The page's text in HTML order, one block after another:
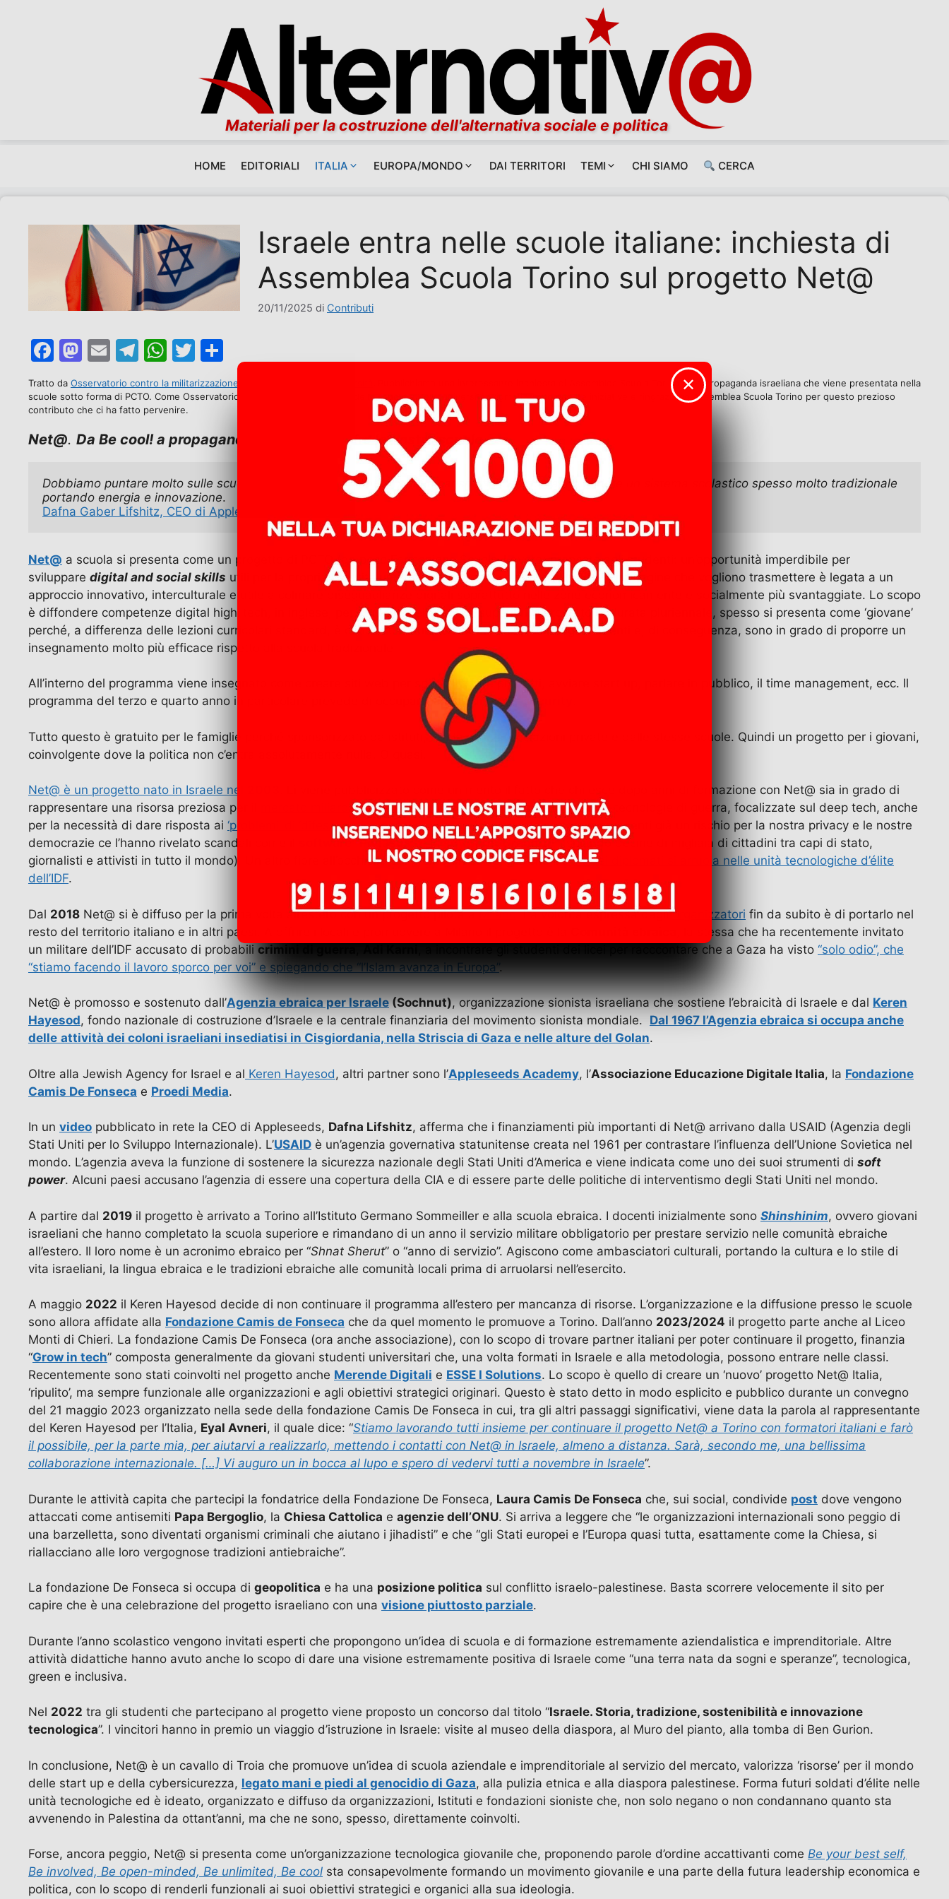
Materiali per la costruzione dell'alternativa sociale e politica
HOME EDITORIALI ITALIA EUROPA/MONDO DAI TERRITORI TEMI CHI SIAMO CERCA
Israele entra nelle scuole italiane: inchiesta di
Assemblea Scuola Torino sul progetto Net@
20/11/2025 di Contributi
F
a
c
e
b
o
k
M
st
o
d
n
E
m
ai
l
T
el
e
gr
a
W
at
s
A
p
T
w
itt n
vi
Tratto da Osservatorio contro la militarizzazione delle scuole e delle università
Pubblichiamo una interessante inchiesta di Assemblea Scuola Torino sulla propaganda israeliana che viene presentata nella
scuole sotto forma di PCTO. Come Osservatorio contro la militarizzazione delle scuole e delle università stigmatizziamo queste iniziative e ringraziamo Assemblea Scuola Torino per questo prezioso
contributo che ci ha fatto pervenire.
Net@. Da Be cool! a propaganda israeliana dentro le nostre scuole
Dobbiamo puntare molto sulle scuole e abbiamo insegnanti giovani e carismatici che dovranno sfidare un sistema scolastico spesso molto tradizionale
portando energia e innovazione.
Dafna Gaber Lifshitz, CEO di Appleseeds
Net@ a scuola si presenta come un progetto di PCTO (da poco Formazione Scuola-Lavoro) proposto agli studenti: un’opportunità imperdibile per
sviluppare digital and social skills utili per la propria crescita umana, professionale e imprenditoriale. L’immagine che vogliono trasmettere è legata a un
approccio innovativo, interculturale e utile a colmare diseguaglianze digitali soprattutto nelle zone economicamente e socialmente più svantaggiate. Lo scopo
è diffondere competenze digital high-tech, in inglese, per studenti delle scuole superiori. Il progetto di durata pluriennale, spesso si presenta come ‘giovane’
perché, a differenza delle lezioni curricolari standard, è condotto da universitari che capiscono gli studenti e, di conseguenza, sono in grado di proporre un
insegnamento molto più efficace rispetto alla scuola tradizionale.
All’interno del programma viene insegnato come creare siti web per sponsorizzare prodotti, avviare start up, parlare in pubblico, il time management, ecc. Il
programma del terzo e quarto anno in particolare prevede di occuparsi anche dicyber security
Tutto questo è gratuito per le famiglie perché sponsorizzato da istituti, fondazioni, associazioni private e dalle stesse scuole. Quindi un progetto per i giovani,
coinvolgente dove la politica non c’entra assolutamente nulla. O quasi.
Net@ è un progetto nato in Israele nel
. Lì viene pubblicizzato come un merito il fatto che chi esce dopo anni di formazione con Net@ sia in grado di
rappresentare una risorsa preziosa per il
mercato miliardario delle start up della cybersicurezzae delle tecnologie di guerra, focalizzate sul deep tech, anche
per la necessità di dare risposta ai ‘problemi’ di ‘difesa’ e ‘sicurezza’ del paese (che questo settore rappresenti già un rischio per la nostra privacy e le nostre
democrazie ce l’hanno rivelato scandali come il
software “Pegasus” e lospyware “Graphite”, spiando decine di migliaia di cittadini tra capi di stato,
giornalisti e attivisti in tutto il mondo). Un altro fiore all’occhiello dei promotori di Net@ è che il56% dei diplomati si arruola nelle unità tecnologiche d’élite
dell’IDF.
Dal 2018 Net@ si è diffuso per la prima volta all’estero con un progetto pilota aMilano. La volontà espressa dagliorganizzatori fin da subito è di portarlo nel
resto del territorio italiano e in altri paesi. A offrire i locali e promuovere a Milano il progetto è la
, la stessa che ha recentemente invitato
un militare dell’IDF accusato di probabili crimini di guerra , a incontrare gli studenti dei licei per racccontare che a Gaza ha visto “solo odio”, che
“stiamo facendo il lavoro sporco per voi” e spiegando che “l’Islam avanza in Europa”.
Net@ è promosso e sostenuto dall’Agenzia ebraica per Israele(Sochnut), organizzazione sionista israeliana che sostiene l’ebraicità di Israele e dal Keren
Hayesod, fondo nazionale di costruzione d’Israele e la centrale finanziaria del movimento sionista mondiale. Dal 1967 l’Agenzia ebraica si occupa anche
delle attività dei coloni israeliani insediatisi in Cisgiordania, nella Striscia di Gaza e nelle alture del Golan.
Oltre alla Jewish Agency for Israel e al Keren Hayesod , altri partner sono l’Appleseeds Academy, l’Associazione Educazione Digitale Italia, la Fondazione
Camis De Fonseca e Proedi Media.
In un video pubblicato in rete la CEO di Appleseeds, Dafna Lifshitz, afferma che i finanziamenti più importanti di Net@ arrivano dalla USAID (Agenzia degli
Stati Uniti per lo Sviluppo Internazionale). L’USAID è un’agenzia governativa statunitense creata nel 1961 per contrastare l’influenza dell’Unione Sovietica nel
mondo. L’agenzia aveva la funzione di sostenere la sicurezza nazionale degli Stati Uniti d’America e viene indicata come uno dei suoi strumenti di soft
power. Alcuni paesi accusano l’agenzia di essere una copertura della CIA e di essere parte delle politiche di interventismo degli Stati Uniti nel mondo.
A partire dal 2019 il progetto è arrivato a Torino all’Istituto Germano Sommeiller e alla scuola ebraica. I docenti inizialmente sono Shinshinim, ovvero giovani
israeliani che hanno completato la scuola superiore e rimandano di un anno il servizio militare obbligatorio per prestare servizio nelle comunità ebraiche
all’estero. Il loro nome è un acronimo ebraico per “Shnat Sherut” o “anno di servizio”. Agiscono come ambasciatori culturali, portando la cultura e lo stile di
vita israeliani, la lingua ebraica e le tradizioni ebraiche alle comunità locali prima di arruolarsi nell’esercito.
A maggio 2022 il Keren Hayesod decide di non continuare il programma all’estero per mancanza di risorse. L’organizzazione e la diffusione presso le scuole
sono allora affidate alla Fondazione Camis de Fonseca che da quel momento le promuove a Torino. Dall’anno 2023/2024 il progetto parte anche al Liceo
Monti di Chieri. La fondazione Camis De Fonseca (ora anche associazione), con lo scopo di trovare partner italiani per poter continuare il progetto, finanzia
“Grow in tech” composta generalmente da giovani studenti universitari che, una volta formati in Israele e alla metodologia, possono entrare nelle classi.
Recentemente sono stati coinvolti nel progetto anche Merende Digitali e ESSE I Solutions. Lo scopo è quello di creare un ‘nuovo’ progetto Net@ Italia,
‘ripulito’, ma sempre funzionale alle organizzazioni e agli obiettivi strategici originari. Questo è stato detto in modo esplicito e pubblico durante un convegno
del 21 maggio 2023 organizzato nella sede della fondazione Camis De Fonseca in cui, tra gli altri passaggi significativi, viene data la parola al rappresentante
del Keren Hayesod per l’Italia, Eyal Avneri, il quale dice: “Stiamo lavorando tutti insieme per continuare il progetto Net@ a Torino con formatori italiani e farò
il possibile, per la parte mia, per aiutarvi a realizzarlo, mettendo i contatti con Net@ in Israele, almeno a distanza. Sarà, secondo me, una bellissima
collaborazione internazionale. […] Vi auguro un in bocca al lupo e spero di vedervi tutti a novembre in Israele”.
Durante le attività capita che partecipi la fondatrice della Fondazione De Fonseca, Laura Camis De Fonseca che, sui social, condivide post dove vengono
attaccati come antisemiti Papa Bergoglio, la Chiesa Cattolica e agenzie dell’ONU. Si arriva a leggere che “le organizzazioni internazionali sono peggio di
una barzelletta, sono diventati organismi criminali che aiutano i jihadisti” e che “gli Stati europei e l’Europa quasi tutta, esattamente come la Chiesa, si
riallacciano alle loro vergognose tradizioni antiebraiche”.
La fondazione De Fonseca si occupa di geopolitica e ha una posizione politica sul conflitto israelo-palestinese. Basta scorrere velocemente il sito per
capire che è una celebrazione del progetto israeliano con una visione piuttosto parziale.
Durante l’anno scolastico vengono invitati esperti che propongono un’idea di scuola e di formazione estremamente aziendalistica e imprenditoriale. Altre
attività didattiche hanno avuto anche lo scopo di dare una visione estremamente positiva di Israele come “una terra nata da sogni e speranze”, tecnologica,
green e inclusiva.
Nel 2022 tra gli studenti che partecipano al progetto viene proposto un concorso dal titolo “Israele. Storia, tradizione, sostenibilità e innovazione
tecnologica”. I vincitori hanno in premio un viaggio d’istruzione in Israele: visite al museo della diaspora, al Muro del pianto, alla tomba di Ben Gurion.
In conclusione, Net@ è un cavallo di Troia che promuove un’idea di scuola aziendale e imprenditoriale al servizio del mercato, valorizza ‘risorse’ per il mondo
delle start up e della cybersicurezza, legato mani e piedi al genocidio di Gaza, alla pulizia etnica e alla diaspora palestinese. Forma futuri soldati d’élite nelle
unità tecnologiche ed è ideato, organizzato e diffuso da organizzazioni, Istituti e fondazioni sioniste che, non solo negano o non condannano quanto sta
avvenendo in Palestina da ottant’anni, ma che ne sono, spesso, direttamente coinvolti.
Forse, ancora peggio, Net@ si presenta come un’organizzazione tecnologica giovanile che, proponendo parole d’ordine accattivanti come Be your best self,
Be involved, Be open-minded, Be unlimited, Be cool sta consapevolmente formando un movimento giovanile e una parte della futura leadership economica e
politica, con lo scopo di renderli funzionali ai suoi obiettivi strategici e organici alla sua ideologia.
✕